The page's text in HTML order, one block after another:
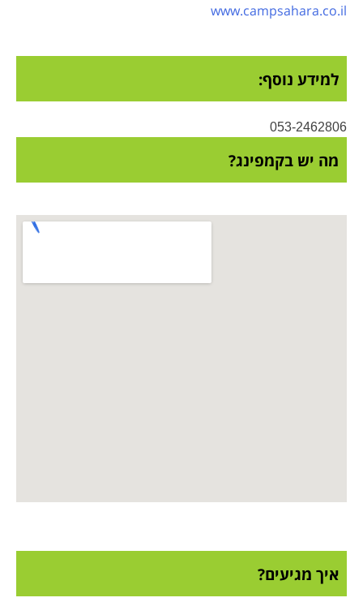
www.campsahara.co.il
למידע נוסף:
053-2462806
מה יש בקמפינג?
איך מגיעים?